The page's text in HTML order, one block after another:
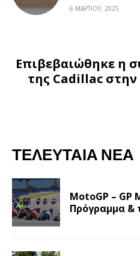
6 ΜΑΡΤΊΟΥ, 2025
Επιβεβαιώθηκε η
της Cadillac στην
ΤΕΛΕΥΤΑΊΑ ΝΈΑ
MotoGP – GP
Πρόγραμμα &